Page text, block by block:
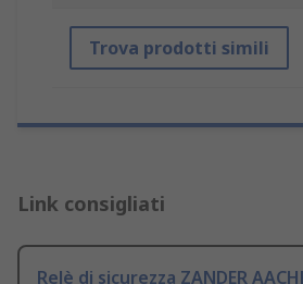
Trova prodotti simili
Link consigliati
Relè di sicurezza ZANDER